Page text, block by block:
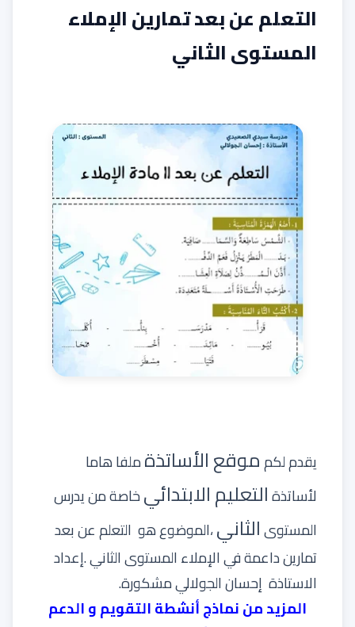
التعلم عن بعد تمارين الإملاء
المستوى الثاني
يقدم لكمموقع الأساتذةملفا هاما
لأساتذةالتعليم الابتدائيخاصة من يدرس
المستوىالثاني،الموضوع هو التعلم عن بعد
تمارين داعمة في الإملاء المستوى الثاني .إعداد
الاستاذة إحسان الجولالي مشكورة.
المزيد من نماذجأنشطة التقويم و الدعم